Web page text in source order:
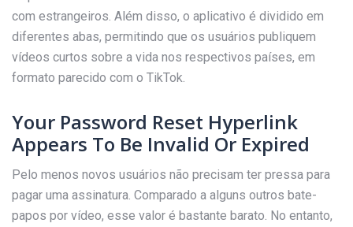
com estrangeiros. Além disso, o aplicativo é dividido em
diferentes abas, permitindo que os usuários publiquem
vídeos curtos sobre a vida nos respectivos países, em
formato parecido com o TikTok.
Your Password Reset Hyperlink
Appears To Be Invalid Or Expired
Pelo menos novos usuários não precisam ter pressa para
pagar uma assinatura. Comparado a alguns outros bate-
papos por vídeo, esse valor é bastante barato. No entanto,